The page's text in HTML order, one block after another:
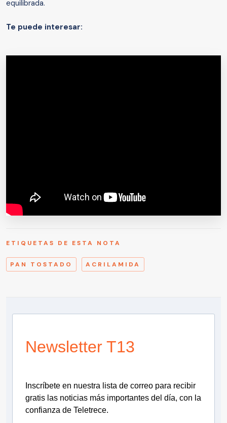
equilibrada.
Te puede interesar:
ETIQUETAS DE ESTA NOTA
PAN TOSTADO ACRILAMIDA
Newsletter T13
Inscríbete en nuestra lista de correo para recibir
gratis las noticias más importantes del día, con la
confianza de Teletrece.